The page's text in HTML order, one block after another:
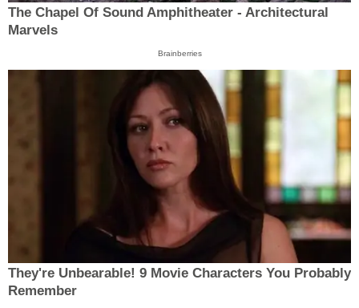
The Chapel Of Sound Amphitheater - Architectural
Marvels
Brainberries
They're Unbearable! 9 Movie Characters You Probably
Remember